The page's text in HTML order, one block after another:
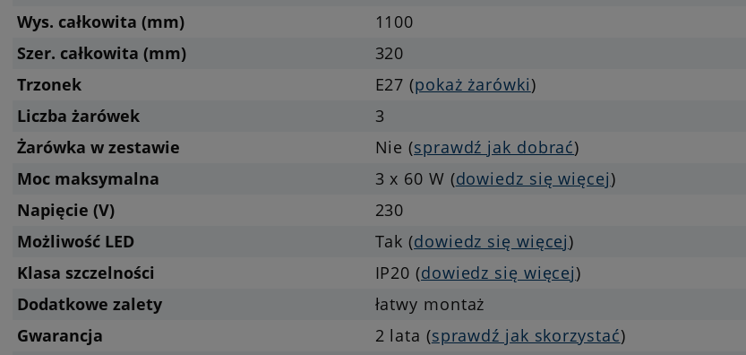
Wys. całkowita (mm)
1100
Szer. całkowita (mm)
320
Trzonek
E27 (pokaż żarówki)
Liczba żarówek
3
Żarówka w zestawie
Nie (sprawdź jak dobrać)
Moc maksymalna
3 x 60 W (dowiedz się więcej)
Napięcie (V)
230
Możliwość LED
Tak (dowiedz się więcej)
Klasa szczelności
IP20 (dowiedz się więcej)
Dodatkowe zalety
łatwy montaż
Gwarancja
2 lata (sprawdź jak skorzystać)